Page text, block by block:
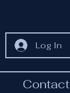
Log In
Contact